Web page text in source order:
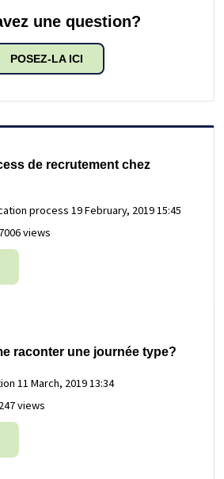
une question?
POSEZ-LA ICI
de recrutement chez
process 19 February, 2019 15:45
7006 views
raconter une journée type?
11 March, 2019 13:34
views